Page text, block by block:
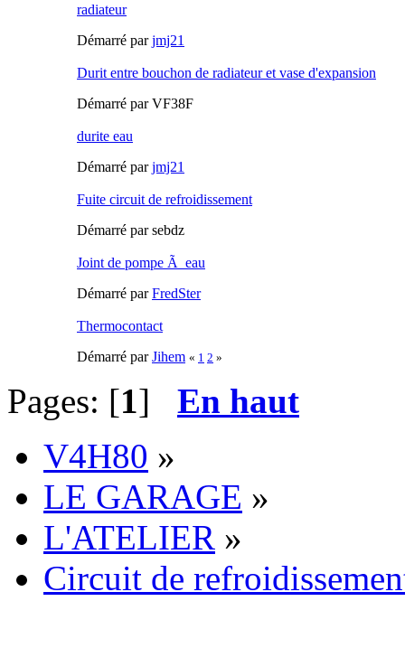
radiateur
Démarré parjmj21
Durit entre bouchon de radiateur et vase d'expansion
Démarré par VF38F
durite eau
Démarré parjmj21
Fuite circuit de refroidissement
Démarré par sebdz
Joint de pompe Ã eau
Démarré parFredSter
Thermocontact
Démarré parJihem « 1 2 »
Pages: [1] En haut
V4H80 »
LE GARAGE »
L'ATELIER »
Circuit de